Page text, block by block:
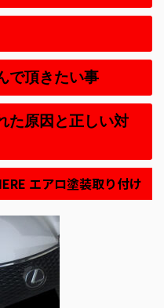
で頂きたい事
た原因と正しい対
エアロ塗装取り付け